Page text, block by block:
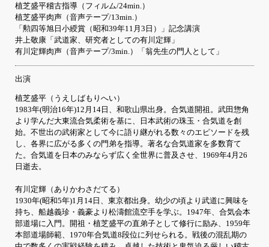
植芝盛平稽古指導（フィルム/24min.）
植芝盛平肉声（音声テープ/13min.）
「勲四等旭日小綬賞（昭和39年11月3日）」記念講演
井上敬康「武道家、研究者としての有川定輝」
有川定輝肉声（音声テープ/3min.）「翁先生の門人として」
出演
植芝盛平（うえしばもりへい）
1983年(明治16年)12月14日、和歌山県出身。合気道開祖。武田惣角
より学んだ大東流合気柔術を基に、日本武術の珠玉・合気道を創
始。不世出の武術家として今に語り継がれる数々のエピソードを残
し、各界に広がる多くの門弟を指導。著名な合気道家を多数育て
た。合気道を日本のみならず広く全世界に普及させ、1969年4月26
日逝去。
有川定輝（ありかわさだてる）
1930年(昭和5年)1月14日、東京都出身。幼少の頃より武道に興味を
持ち、船越義珍・義豪より松濤館流空手を学ぶ。1947年、合気会本
部道場に入門。開祖・植芝盛平の直弟子として修行に励み、1959年
本部道場師範、1970年合気道8段位に列せられる。戦後の混乱期の